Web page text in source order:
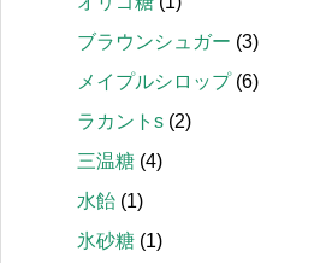
ブラウンシュガー (3)
メイプルシロップ(6)
ラカントs (2)
三温糖 (4)
水飴 (1)
氷砂糖 (1)